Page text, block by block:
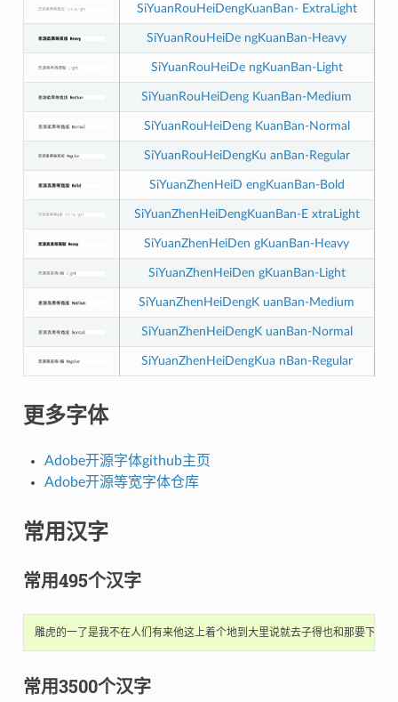
SiYuanRouHeiDengKuanBan- ExtraLight
SiYuanRouHeiDe ngKuanBan-Heavy
SiYuanRouHeiDe ngKuanBan-Light
SiYuanRouHeiDeng KuanBan-Medium
SiYuanRouHeiDeng KuanBan-Normal
SiYuanRouHeiDengKu anBan-Regular
SiYuanZhenHeiD engKuanBan-Bold
SiYuanZhenHeiDengKuanBan-E xtraLight
SiYuanZhenHeiDen gKuanBan-Heavy
SiYuanZhenHeiDen gKuanBan-Light
SiYuanZhenHeiDengK uanBan-Medium
SiYuanZhenHeiDengK uanBan-Normal
SiYuanZhenHeiDengKua nBan-Regular
更多字体
Adobe开源字体github主页
Adobe开源等宽字体仓库
常用汉字
常用495个汉字
常用3500个汉字